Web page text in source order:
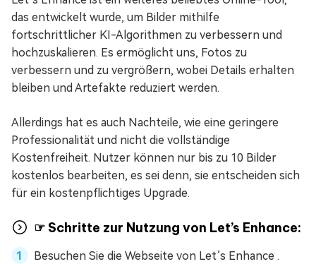
das entwickelt wurde, um Bilder mithilfe
fortschrittlicher KI-Algorithmen zu verbessern und
hochzuskalieren. Es ermöglicht uns, Fotos zu
verbessern und zu vergrößern, wobei Details erhalten
bleiben und Artefakte reduziert werden.
Allerdings hat es auch Nachteile, wie eine geringere
Professionalität und nicht die vollständige
Kostenfreiheit. Nutzer können nur bis zu 10 Bilder
kostenlos bearbeiten, es sei denn, sie entscheiden sich
für ein kostenpflichtiges Upgrade.
☞ Schritte zur Nutzung von Let’s Enhance:
Besuchen Sie die Webseite von Let’s Enhance .